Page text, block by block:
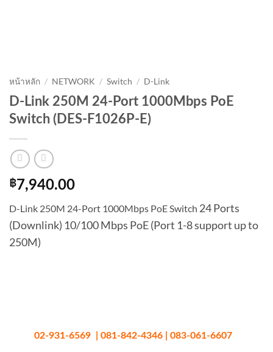
หน้าหลัก / NETWORK / Switch / D-Link
D-Link 250M 24-Port 1000Mbps PoE
Switch (DES-F1026P-E)
฿7,940.00
D-Link 250M 24-Port 1000Mbps PoE Switch 24 Ports
(Downlink) 10/100 Mbps PoE (Port 1-8 support up to
250M)
02-931-6569 | 081-842-4346 | 083-061-6607